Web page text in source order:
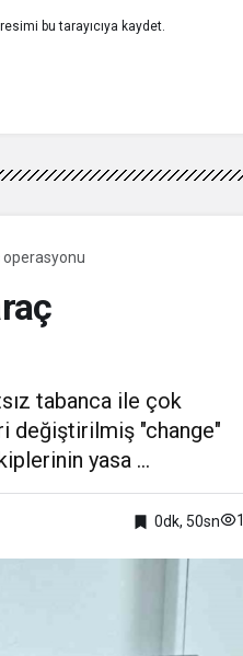
bu tarayıcıya kaydet.
operasyonu
tabanca ile çok
değiştirilmiş "change"
yasa ...
0dk, 50sn 1